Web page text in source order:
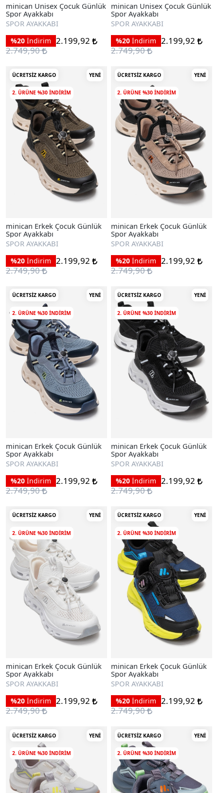
minican Unisex Çocuk Günlük
Spor Ayakkabı
SPOR AYAKKABI
%20 İndirim 2.199,92
2.749,90
minican Unisex Çocuk Günlük
Spor Ayakkabı
SPOR AYAKKABI
%20 İndirim 2.199,92
2.749,90
ÜCRETSIZ KARGO YENI
2. ÜRÜNE %30 INDIRIM
minican Erkek Çocuk Günlük
Spor Ayakkabı
SPOR AYAKKABI
%20 İndirim 2.199,92
2.749,90
ÜCRETSIZ KARGO YENI
2. ÜRÜNE %30 INDIRIM
minican Erkek Çocuk Günlük
Spor Ayakkabı
SPOR AYAKKABI
%20 İndirim 2.199,92
2.749,90
ÜCRETSIZ KARGO YENI
2. ÜRÜNE %30 INDIRIM
minican Erkek Çocuk Günlük
Spor Ayakkabı
SPOR AYAKKABI
%20 İndirim 2.199,92
2.749,90
ÜCRETSIZ KARGO YENI
2. ÜRÜNE %30 INDIRIM
minican Erkek Çocuk Günlük
Spor Ayakkabı
SPOR AYAKKABI
%20 İndirim 2.199,92
2.749,90
ÜCRETSIZ KARGO YENI
2. ÜRÜNE %30 INDIRIM
minican Erkek Çocuk Günlük
Spor Ayakkabı
SPOR AYAKKABI
%20 İndirim 2.199,92
2.749,90
ÜCRETSIZ KARGO YENI
2. ÜRÜNE %30 INDIRIM
minican Erkek Çocuk Günlük
Spor Ayakkabı
SPOR AYAKKABI
%20 İndirim 2.199,92
2.749,90
ÜCRETSIZ KARGO YENI
2. ÜRÜNE %30 INDIRIM
ÜCRETSIZ KARGO YENI
2. ÜRÜNE %30 INDIRIM